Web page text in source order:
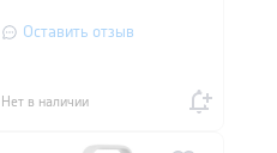
Оставить отзыв
Нет в наличии